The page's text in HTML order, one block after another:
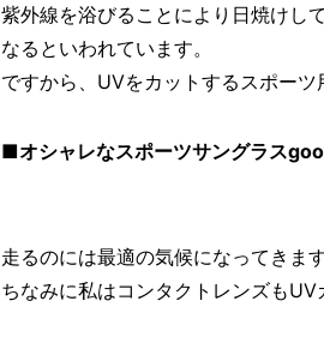
紫外線を浴びることにより日焼けし
なるといわれています。
ですから、UVをカットするスポーツ
■オシャレなスポーツサングラス
走るのには最適の気候になってきま
ちなみに私はコンタクトレンズもUV